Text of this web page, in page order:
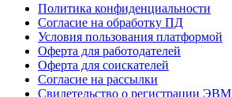
Политика конфиденциальности
Согласие на обработку ПД
Условия пользования платформой
Оферта для работодателей
Оферта для соискателей
Согласие на рассылки
Свидетельство о регистрации ЭВМ